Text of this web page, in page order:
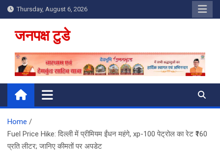
Skip
to
content
Thursday, August 6, 2026
जनपक्ष टुडे
Home
Fuel Price Hike: दिल्ली में प्रीमियम ईंधन महंगे, xp-100 पेट्रोल का रेट ₹160
प्रति लीटर; जानिए कीमतों पर अपडेट